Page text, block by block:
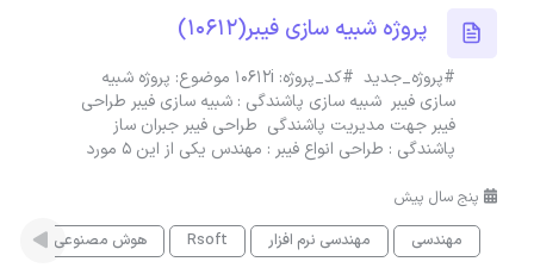
پروژه شبیه سازی فیبر(10612)
#پروژه_جدید #کد_پروژه: 10612i موضوع: پروژه شبیه
سازی فیبر شبیه سازی پاشندگی : شبیه سازی فیبر طراحی
فیبر جهت مدیریت پاشندگی طراحی فیبر جبران ساز
پاشندگی : طراحی انواع فیبر : مهندس یکی از این ۵ مورد
پنج سال پیش
مهندسی
مهندسی نرم افزار Rsoft هوش مصنوعی